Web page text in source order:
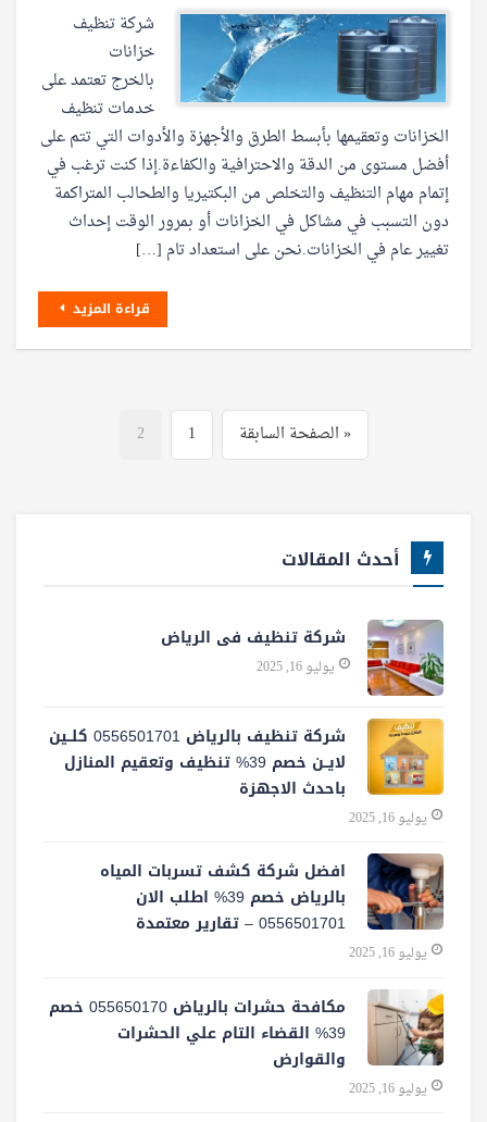
شركة تنظيف
خزانات
بالخرج تعتمد على
خدمات تنظيف
الخزانات وتعقيمها بأبسط الطرق والأجهزة والأدوات التي تتم على
أفضل مستوى من الدقة والاحترافية والكفاءة.إذا كنت ترغب في
إتمام مهام التنظيف والتخلص من البكتيريا والطحالب المتراكمة
دون التسبب في مشاكل في الخزانات أو بمرور الوقت إحداث
تغيير عام في الخزانات.نحن على استعداد تام […]
قراءة المزيد
« الصفحة السابقة 1
2
أحدث المقالات
شركة تنظيف فى الرياض
يوليو 16, 2025
شركة تنظيف بالرياض 0556501701 كلــين
لايــن خصم 39% تنظيف وتعقيم المنازل
باحدث الاجهزة
يوليو 16, 2025
افضل شركة كشف تسربات المياه
بالرياض خصم 39% اطلب الان
0556501701‬‏ – تقارير معتمدة
يوليو 16, 2025
مكافحة حشرات بالرياض 055650170 خصم
39% القضاء التام علي الحشرات
والقوارض
يوليو 16, 2025